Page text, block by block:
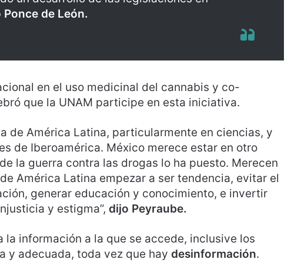
de León.
en el uso medicinal del cannabis y co-
que la UNAM participe en esta iniciativa.
de América Latina, particularmente en ciencias, y
de Iberoamérica. México merece estar en otro
la guerra contra las drogas lo ha puesto. Merecen
América Latina empezar a ser tendencia, evitar el
generar educación y conocimiento, e invertir
y estigma”, dijo Peyraube.
información a la que se accede, inclusive los
y adecuada, toda vez que hay desinformación.